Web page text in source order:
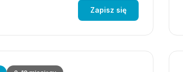
Zapisz się